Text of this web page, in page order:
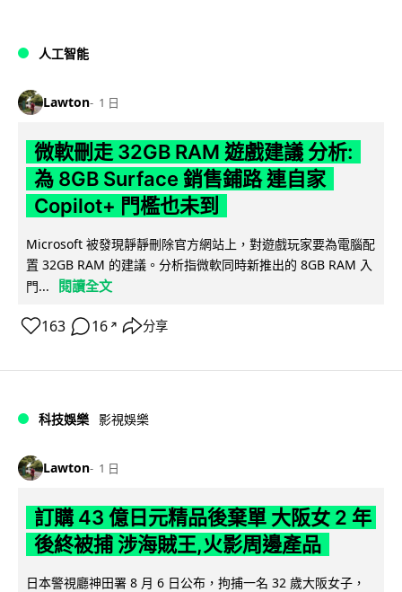
人工智能
Lawton 1 日
微軟刪走 32GB RAM 遊戲建議 分析:
為 8GB Surface 銷售鋪路 連自家
Copilot+ 門檻也未到
Microsoft 被發現靜靜刪除官方網站上，對遊戲玩家要為電腦配
置 32GB RAM 的建議。分析指微軟同時新推出的 8GB RAM 入
門...
閱讀全文
163 16 ↗ 分享
科技娛樂 影視娛樂
Lawton 1 日
訂購 43 億日元精品後棄單 大阪女 2 年
後終被捕 涉海賊王,火影周邊產品
日本警視廳神田署 8 月 6 日公布，拘捕一名 32 歲大阪女子，